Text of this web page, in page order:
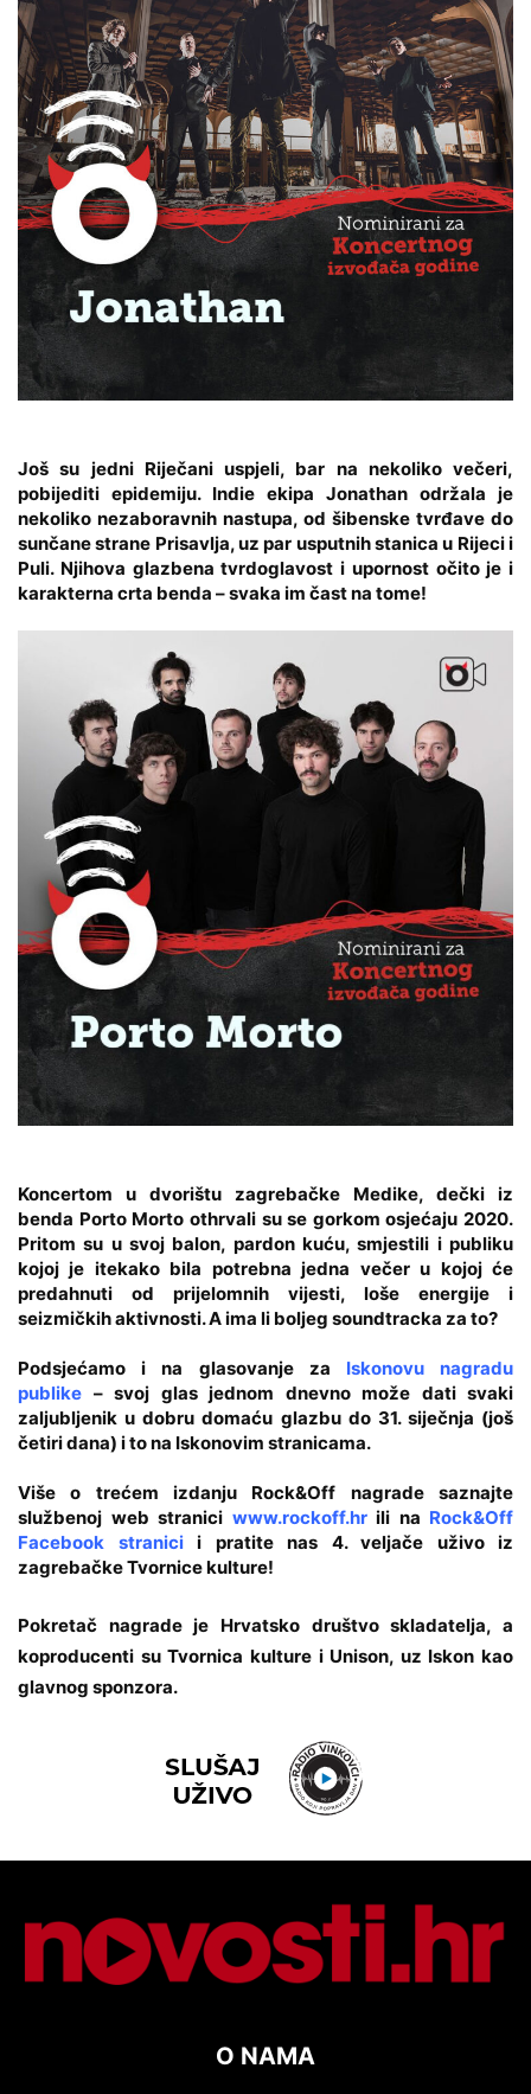
Još su jedni Riječani uspjeli, bar na nekoliko večeri,
pobijediti epidemiju. Indie ekipa Jonathan održala je
nekoliko nezaboravnih nastupa, od šibenske tvrđave do
sunčane strane Prisavlja, uz par usputnih stanica u Rijeci i
Puli. Njihova glazbena tvrdoglavost i upornost očito je i
karakterna crta benda – svaka im čast na tome!
Koncertom u dvorištu zagrebačke Medike, dečki iz
benda Porto Morto othrvali su se gorkom osjećaju 2020.
Pritom su u svoj balon, pardon kuću, smjestili i publiku
kojoj je itekako bila potrebna jedna večer u kojoj će
predahnuti od prijelomnih vijesti, loše energije i
seizmičkih aktivnosti. A ima li boljeg soundtracka za to?
Podsjećamo i na glasovanje za Iskonovu nagradu
publike – svoj glas jednom dnevno može dati svaki
zaljubljenik u dobru domaću glazbu do 31. siječnja (još
četiri dana) i to na Iskonovim stranicama.
Više o trećem izdanju Rock&Off nagrade saznajte
službenoj web stranici www.rockoff.hrili na Rock&Off
Facebook stranicii pratite nas 4. veljače uživo iz
zagrebačke Tvornice kulture!
Pokretač nagrade je Hrvatsko društvo skladatelja, a
koproducenti suTvornica kulturei Unison, uz Iskon kao
glavnog sponzora.
O NAMA